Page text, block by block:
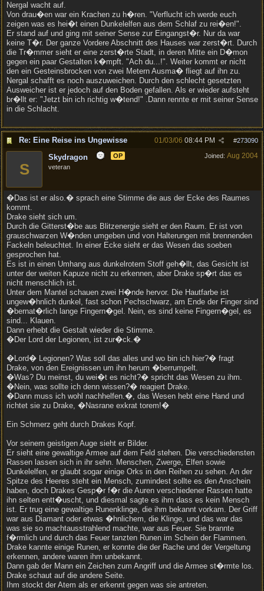
Nergal wacht auf.
Von drau�en war ein Krachen zu h�ren. "Verflucht ich werde euch
zeigen was es hei�t einen Dunkelelfen aus dem Schlaf zu rei�en!".
Er stand auf und ging mit seiner Sense zur Eingangst�r. Nur da war
keine T�r. Der ganze Vordere Abschnitt des Hauses war zerst�rt. Durch
die Tr�mmer sieht er eine zerst�rte Stadt, in deren Mitte ein D�mon
gegen ein paar Gestalten k�mpft. "Ach du...!". Weiter kommt er nicht
den ein Gesteinsbrocken von zwei Metern Ausma� fliegt auf ihn zu.
Nergal schafft es noch auszuweichen. Durch den schlecht gesetzten
Ausweicher ist er jedoch auf den Boden gefallen. Als er wieder aufsteht
br�llt er: "Jetzt bin ich richtig w�tend!" .Dann rennte er mit seiner Sense
in die Schlacht.
Re: Eine Reise ins Ungewisse #273090
01/03/06 08:44 PM
Joined: Aug 2004
S
Skydragon
OP
veteran
�Das ist er also.� sprach eine Stimme die aus der Ecke des Raumes
kommt.
Drake sieht sich um.
Durch die Gitterst�be aus Blitzenergie sieht er den Raum. Er ist von
grauschwarzen W�nden umgeben und von Halterungen mit brennenden
Fackeln beleuchtet. In einer Ecke sieht er das Wesen das soeben
gesprochen hat.
Es ist in einen Umhang aus dunkelrotem Stoff geh�llt, das Gesicht ist
unter der weiten Kapuze nicht zu erkennen, aber Drake sp�rt das es
nicht menschlich ist.
Unter dem Mantel schauen zwei H�nde hervor. Die Hautfarbe ist
ungew�hnlich dunkel, fast schon Pechschwarz, am Ende der Finger sind
�bernat�rlich lange Fingern�gel. Nein, es sind keine Fingern�gel, es
sind... Klauen.
Dann erhebt die Gestalt wieder die Stimme.
�Der Lord der Legionen, ist zur�ck.�
�Lord� Legionen? Was soll das alles und wo bin ich hier?� fragt
Drake, von den Ereignissen um ihn herum �berrumpelt.
�Was? Du meinst, du wei�t es nicht?� spricht das Wesen zu ihm.
�Nein, was sollte ich denn wissen?� reagiert Drake.
�Dann muss ich wohl nachhelfen.�, das Wesen hebt eine Hand und
richtet sie zu Drake, �Nasrane exkrat torem!�
Ein Schmerz geht durch Drakes Kopf.
Vor seinem geistigen Auge sieht er Bilder.
Er sieht eine gewaltige Armee auf dem Feld stehen. Die verschiedensten
Rassen lassen sich in ihr sehn. Menschen, Zwerge, Elfen sowie
Dunkelelfen, er glaubt sogar einige Orks in den Reihen zu sehen. An der
Spitze des Heeres steht ein Mensch, zumindest sollte es den Anschein
haben, doch Drakes Gesp�r f�r die Auren verschiedener Rassen hatte
ihn selten entt�uscht, und diesmal sagte es ihm dass es kein Mensch
ist. Er trug eine gewaltige Runenklinge, die ihm bekannt vorkam. Der Griff
war aus Diamant oder etwas �hnlichem, die Klinge, und das war das
was sie so machtausstrahlend machte, war aus Feuer. Sie brannte
f�rmlich und durch das Feuer tanzten Runen im Schein der Flammen.
Drake kannte einige Runen, er konnte die der Rache und der Vergeltung
erkennen, andere waren ihm unbekannt.
Dann gab der Mann ein Zeichen zum Angriff und die Armee st�rmte los.
Drake schaut auf die andere Seite.
Ihm stockt der Atem als er erkennt gegen was sie antreten.